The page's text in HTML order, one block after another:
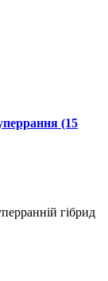
(15
гібрид